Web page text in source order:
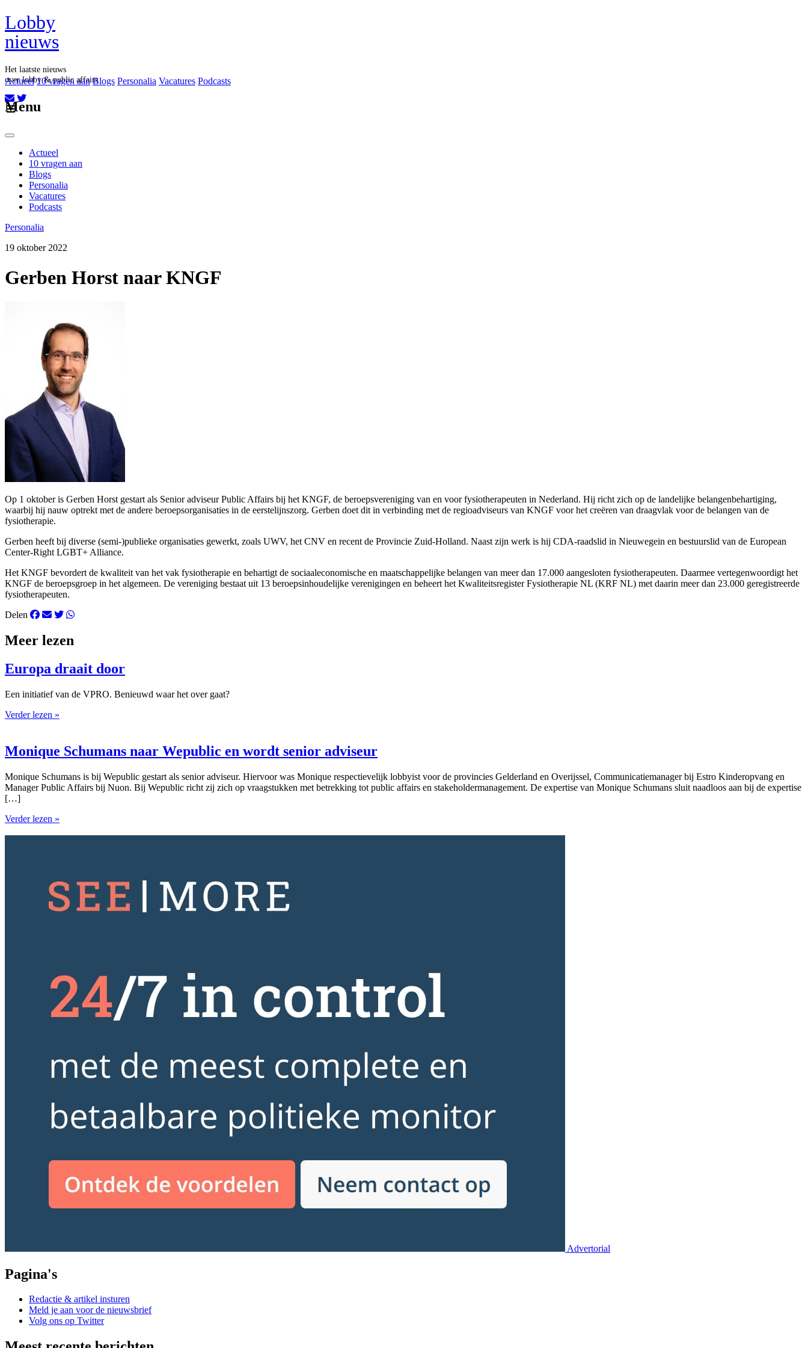
Lobby
nieuws
Het laatste nieuws
over lobby & public affairs
Aboneer op onze nieuwsbrief
Actueel 10 vragen aan Blogs Personalia Vacatures Podcasts
Menu
Actueel
10 vragen aan
Blogs
Personalia
Vacatures
Podcasts
Personalia
19 oktober 2022
Gerben Horst naar KNGF
Op 1 oktober is Gerben Horst gestart als Senior adviseur Public Affairs bij het KNGF, de beroepsvereniging van en voor fysiotherapeuten in Nederland. Hij richt zich op de landelijke belangenbehartiging,
waarbij hij nauw optrekt met de andere beroepsorganisaties in de eerstelijnszorg. Gerben doet dit in verbinding met de regioadviseurs van KNGF voor het creëren van draagvlak voor de belangen van de
fysiotherapie.
Gerben heeft bij diverse (semi-)publieke organisaties gewerkt, zoals UWV, het CNV en recent de Provincie Zuid-Holland. Naast zijn werk is hij CDA-raadslid in Nieuwegein en bestuurslid van de European
Center-Right LGBT+ Alliance.
Het KNGF bevordert de kwaliteit van het vak fysiotherapie en behartigt de sociaaleconomische en maatschappelijke belangen van meer dan 17.000 aangesloten fysiotherapeuten. Daarmee vertegenwoordigt het
KNGF de beroepsgroep in het algemeen. De vereniging bestaat uit 13 beroepsinhoudelijke verenigingen en beheert het Kwaliteitsregister Fysiotherapie NL (KRF NL) met daarin meer dan 23.000 geregistreerde
fysiotherapeuten.
Delen
Meer lezen
Europa draait door
Een initiatief van de VPRO. Benieuwd waar het over gaat?
Verder lezen »
Monique Schumans naar Wepublic en wordt senior adviseur
Monique Schumans is bij Wepublic gestart als senior adviseur. Hiervoor was Monique respectievelijk lobbyist voor de provincies Gelderland en Overijssel, Communicatiemanager bij Estro Kinderopvang en
Manager Public Affairs bij Nuon. Bij Wepublic richt zij zich op vraagstukken met betrekking tot public affairs en stakeholdermanagement. De expertise van Monique Schumans sluit naadloos aan bij de expertise
[…]
Verder lezen »
Advertorial
Pagina's
Redactie & artikel insturen
Meld je aan voor de nieuwsbrief
Volg ons op Twitter